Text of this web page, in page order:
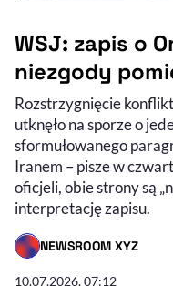
WSJ: zapis o
niezgody
Rozstrzygnięcie
utknęło na sporze o
sformułowanego
Iranem – pisze w
oficjeli, obie strony są
interpretację zapisu.
NEWSROOM XYZ
- AUTOR ARTYKUŁU -
10.07.2026, 07:12